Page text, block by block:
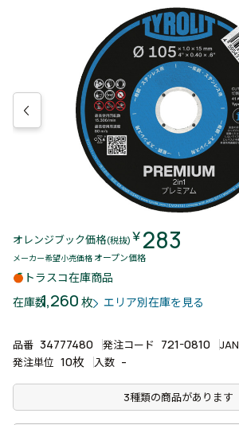
オレンジブック価格(税抜) ￥283
メーカー希望小売価格 オープン価格
トラスコ在庫商品
在庫数1,260枚 エリア別在庫を見る
品番 34777480 発注コード 721-0810 JAN
発注単位 10枚 入数 -
3種類の商品があります